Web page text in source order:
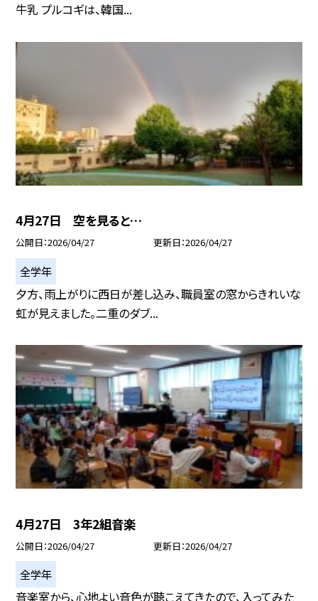
牛乳 プルコギは、韓国...
4月27日 空を見ると…
公開日 2026/04/27 更新日 2026/04/27
全学年
夕方、雨上がりに西日が差し込み、職員室の窓からきれいな
虹が見えました。二重のダブ...
4月27日 3年2組音楽
公開日 2026/04/27 更新日 2026/04/27
全学年
音楽室から、心地よい音色が聴こえてきたので、入ってみた